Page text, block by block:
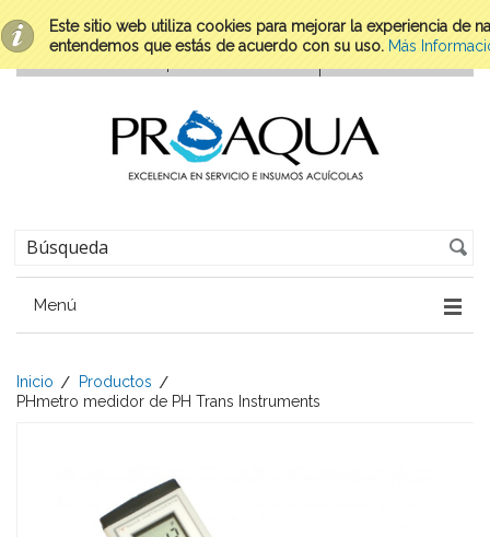
Este sitio web utiliza cookies para mejorar la experiencia de
entendemos que estás de acuerdo con su uso. Más
Menú
Inicio
Productos
PHmetro medidor de PH Trans Instruments